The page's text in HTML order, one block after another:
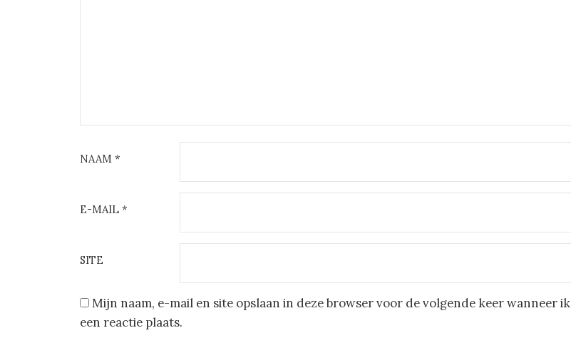
NAAM *
E-MAIL *
SITE
Mijn naam, e-mail en site opslaan in deze browser voor de volgende keer wanneer ik
een reactie plaats.